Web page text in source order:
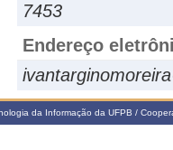
7453
Endereço
da Informação da UFPB /